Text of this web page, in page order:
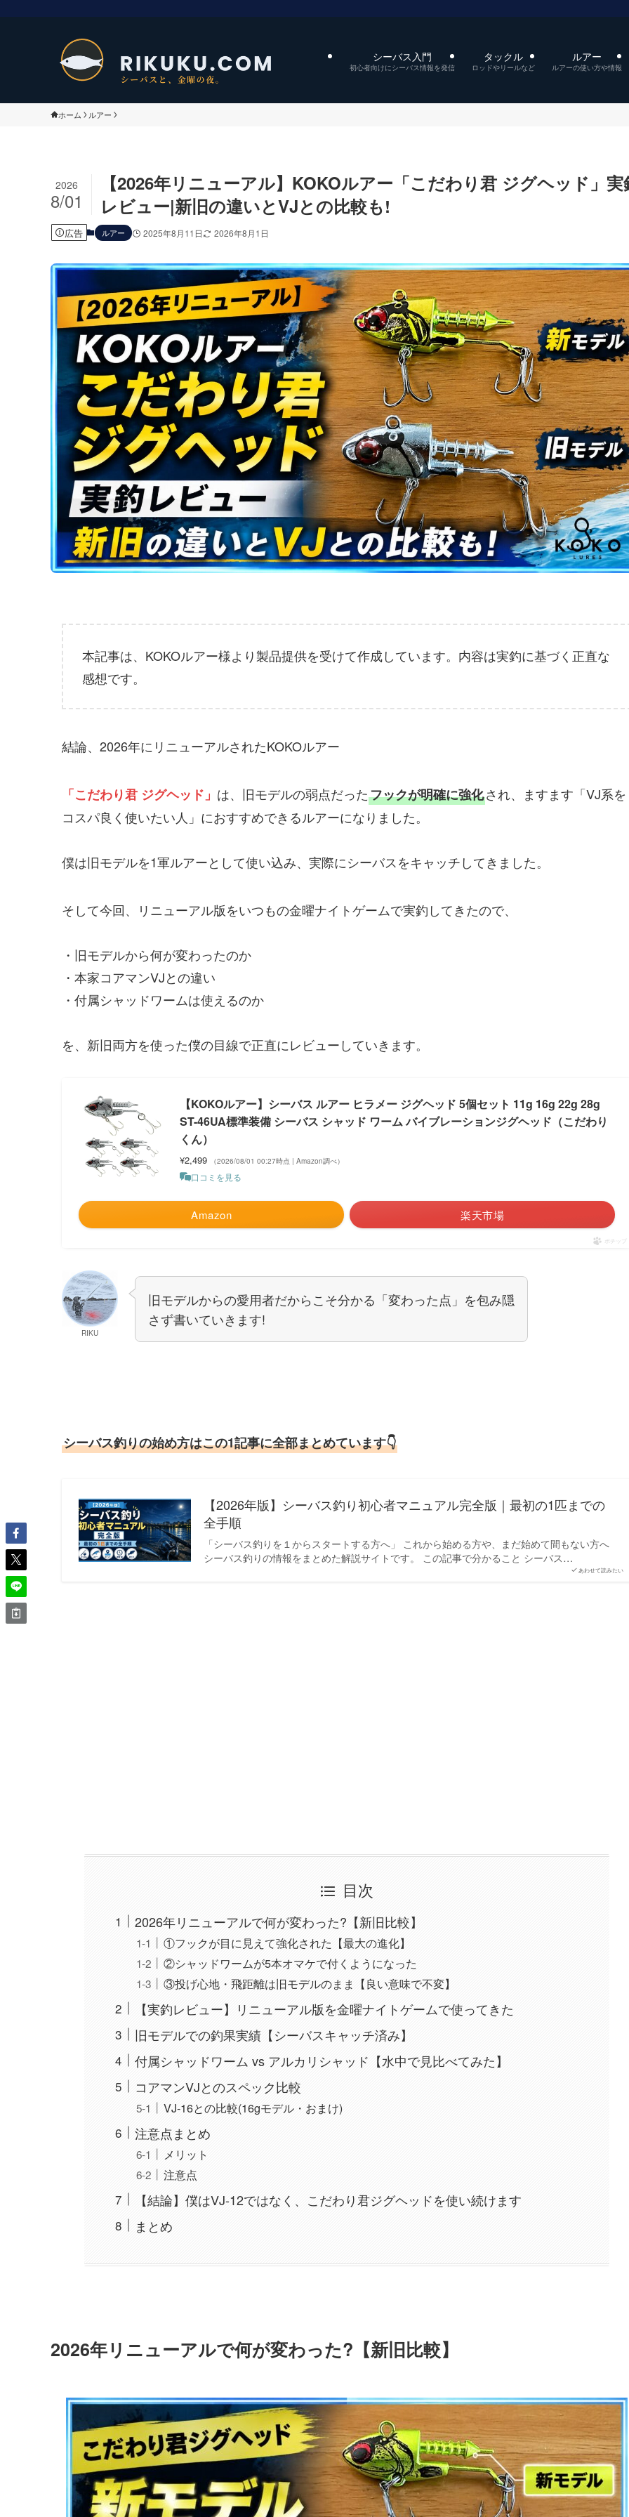
シーバス入門
初心者向けにシーバス情報を発信
タックル
ロッドやリールなど
ルアー
ルアーの使い方や情報
ホーム ルアー
【2026年リニューアル】KOKOルアー「こだわり君 ジグヘッド」実
レビュー|新旧の違いとVJとの比較も!
2026
8/01
広告 ルアー 2025年8月11日 2026年8月1日
本記事は、KOKOルアー様より製品提供を受けて作成しています。内容は実釣に基づく正直な
感想です。
結論、2026年にリニューアルされたKOKOルアー
「こだわり君 ジグヘッド」 は、旧モデルの弱点だったフックが明確に強化され、ますます「VJ系を
コスパ良く使いたい人」におすすめできるルアーになりました。
僕は旧モデルを1軍ルアーとして使い込み、実際にシーバスをキャッチしてきました。
そして今回、リニューアル版をいつもの金曜ナイトゲームで実釣してきたので、
・旧モデルから何が変わったのか
・本家コアマンVJとの違い
・付属シャッドワームは使えるのか
を、新旧両方を使った僕の目線で正直にレビューしていきます。
【KOKOルアー】シーバス ルアー ヒラメー ジグヘッド 5個セット 11g 16g 22g 28g
ST-46UA標準装備 シーバス シャッド ワーム バイブレーションジグヘッド（こだわり
くん）
¥2,499 （2026/08/01 00:27時点 | Amazon調べ）
口コミを見る
Amazon 楽天市場
ポチップ
RIKU
旧モデルからの愛用者だからこそ分かる「変わった点」を包み隠
さず書いていきます!
シーバス釣りの始め方はこの1記事に全部まとめています👇
あわせて読みたい
【2026年版】シーバス釣り初心者マニュアル完全版｜最初の1匹までの
全手順
「シーバス釣りを１からスタートする方へ」 これから始める方や、まだ始めて間もない方へ
シーバス釣りの情報をまとめた解説サイトです。 この記事で分かること シーバス…
目次
2026年リニューアルで何が変わった?【新旧比較】
①フックが目に見えて強化された【最大の進化】
②シャッドワームが5本オマケで付くようになった
③投げ心地・飛距離は旧モデルのまま【良い意味で不変】
【実釣レビュー】リニューアル版を金曜ナイトゲームで使ってきた
旧モデルでの釣果実績【シーバスキャッチ済み】
付属シャッドワーム vs アルカリシャッド【水中で見比べてみた】
コアマンVJとのスペック比較
VJ-16との比較(16gモデル・おまけ)
注意点まとめ
メリット
注意点
【結論】僕はVJ-12ではなく、こだわり君ジグヘッドを使い続けます
まとめ
2026年リニューアルで何が変わった?【新旧比較】